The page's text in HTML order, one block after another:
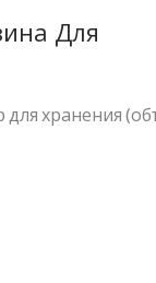
Для
для хранения